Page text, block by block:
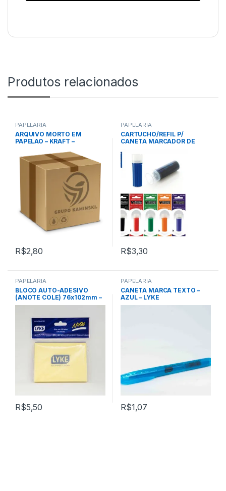
Produtos relacionados
PAPELARIA
ARQUIVO MORTO EM
PAPELAO – KRAFT –
R$2,80
PAPELARIA
CARTUCHO/REFIL P/
CANETA MARCADOR DE
RECARREGAVEL –
VERMELHO – PILOT
R$3,30
PAPELARIA
BLOCO AUTO-ADESIVO
(ANOTE COLE) 76x102mm –
AMARELO – LYKE
R$5,50
PAPELARIA
CANETA MARCA TEXTO –
AZUL – LYKE
R$1,07